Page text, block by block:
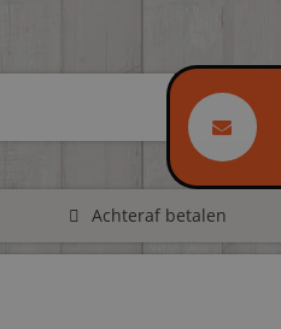
Achteraf betalen